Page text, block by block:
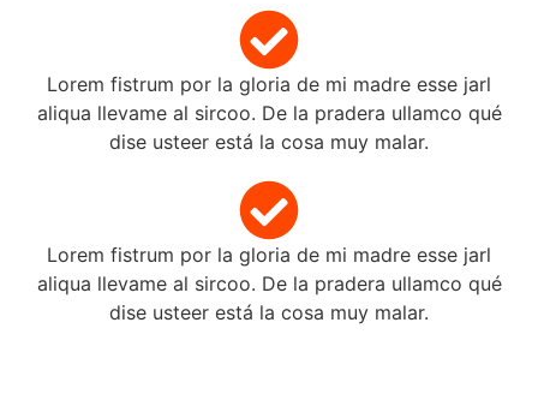
Lorem fistrum por la gloria de mi madre esse jarl
aliqua llevame al sircoo. De la pradera ullamco qué
dise usteer está la cosa muy malar.
Lorem fistrum por la gloria de mi madre esse jarl
aliqua llevame al sircoo. De la pradera ullamco qué
dise usteer está la cosa muy malar.